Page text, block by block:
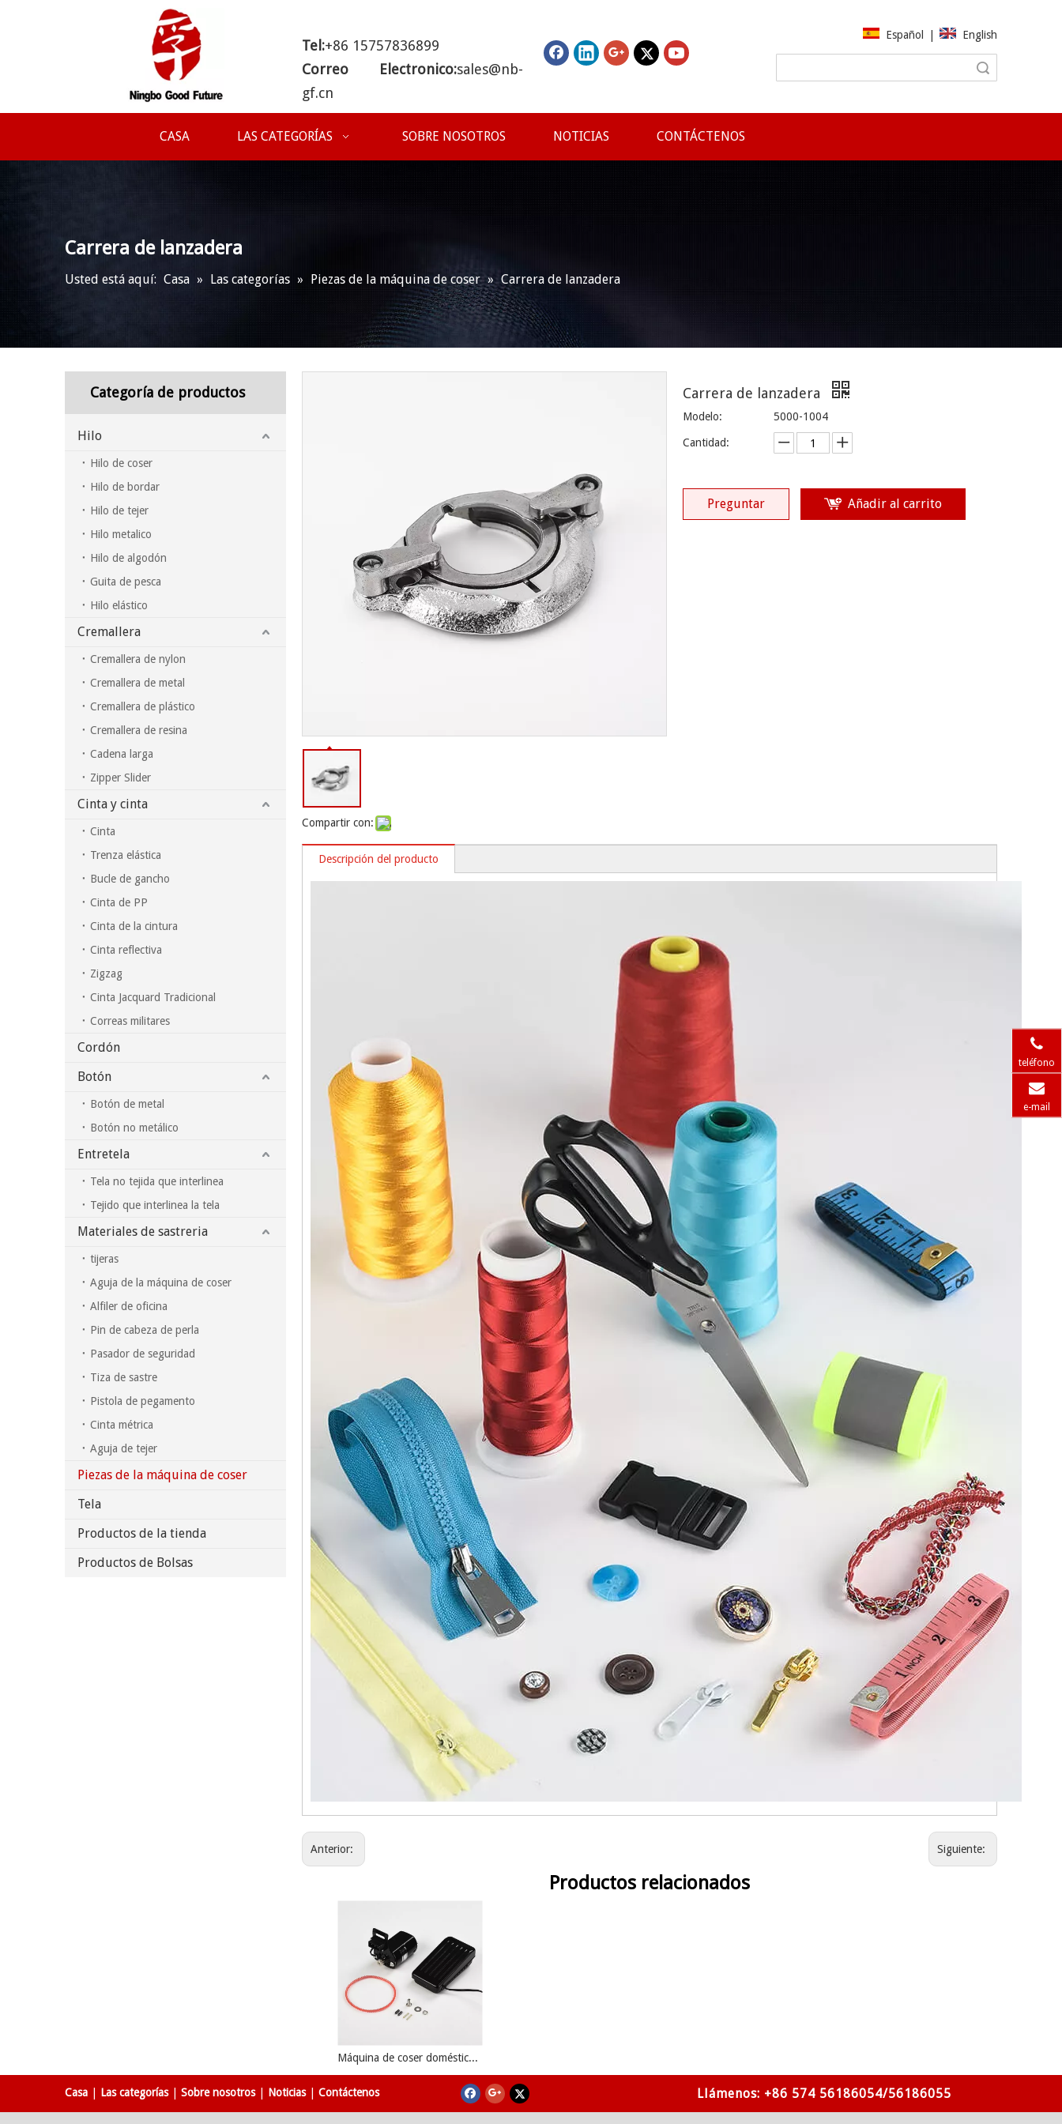
Tel:+86 15757836899
Correo Electronico:sales@nb-
gf.cn
Español English
CASA LAS CATEGORÍAS SOBRE NOSOTROS NOTICIAS CONTÁCTENOS
Carrera de lanzadera
Usted está aquí: Casa » Las categorías » Piezas de la máquina de coser » Carrera de lanzadera
Categoría de productos
Hilo
Hilo de coser
Hilo de bordar
Hilo de tejer
Hilo metalico
Hilo de algodón
Guita de pesca
Hilo elástico
Cremallera
Cremallera de nylon
Cremallera de metal
Cremallera de plástico
Cremallera de resina
Cadena larga
Zipper Slider
Cinta y cinta
Cinta
Trenza elástica
Bucle de gancho
Cinta de PP
Cinta de la cintura
Cinta reflectiva
Zigzag
Cinta Jacquard Tradicional
Correas militares
Cordón
Botón
Botón de metal
Botón no metálico
Entretela
Tela no tejida que interlinea
Tejido que interlinea la tela
Materiales de sastreria
tijeras
Aguja de la máquina de coser
Alfiler de oficina
Pin de cabeza de perla
Pasador de seguridad
Tiza de sastre
Pistola de pegamento
Cinta métrica
Aguja de tejer
Piezas de la máquina de coser
Tela
Productos de la tienda
Productos de Bolsas
Compartir con:
Carrera de lanzadera
Modelo: 5000-1004
Cantidad:
Preguntar Añadir al carrito
Descripción del producto
Anterior: Siguiente:
Productos relacionados
Máquina de coser doméstica motor
Casa Las categorías Sobre nosotros Noticias Contáctenos Llámenos: +86 574 56186054/56186055
teléfono
e-mail